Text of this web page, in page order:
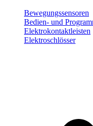
Bewegungssensoren
Bedien- und
Elektrokontaktleisten
Elektroschlösser